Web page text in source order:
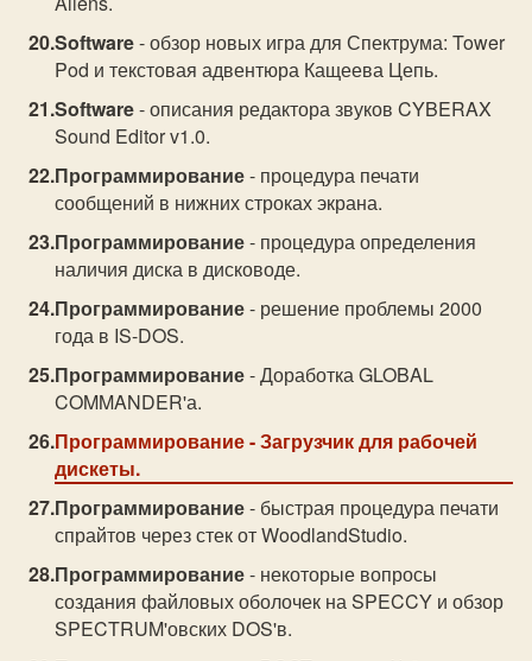
Software- обзор новых игра для Спектрума: Tower
Pod и текстовая адвентюра Кащеева Цепь.
Software- описания редактора звуков CYBERAX
Sound Editor v1.0.
Программирование- процедура печати
сообщений в нижних строках экрана.
Программирование- процедура определения
наличия диска в дисководе.
Программирование- решение проблемы 2000
года в IS-DOS.
Программирование- Доработка GLOBAL
COMMANDER'а.
Программирование- Загрузчик для рабочей
дискеты.
Программирование- быстрая процедура печати
спрайтов через стек от WoodlandStudio.
Программирование- некоторые вопросы
создания файловых оболочек на SPECCY и обзор
SPECTRUM'овских DOS'в.